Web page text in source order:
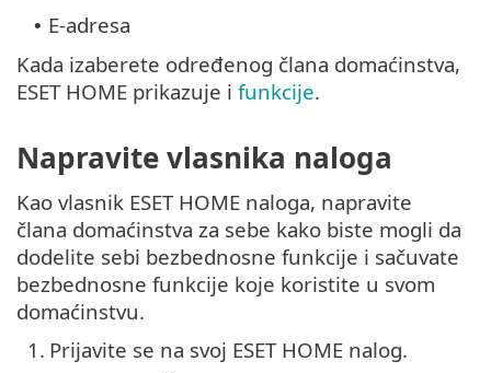
• E-adresa
Kada izaberete određenog člana domaćinstva,
ESET HOME prikazuje i funkcije.
Napravite vlasnika naloga
Kao vlasnik ESET HOME naloga, napravite
člana domaćinstva za sebe kako biste mogli da
dodelite sebi bezbednosne funkcije i sačuvate
bezbednosne funkcije koje koristite u svom
domaćinstvu.
1. Prijavite se na svoj ESET HOME nalog.